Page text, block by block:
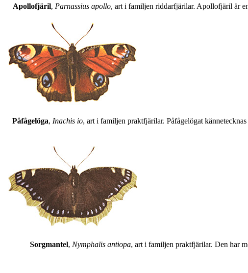
Apollofjäril, Parnassius apollo, art i familjen riddarfjärilar. Apollofjäril är
Påfågelöga, Inachis io, art i familjen praktfjärilar. Påfågelögat
Sorgmantel, Nymphalis antiopa, art i familjen praktfjärilar. Den har